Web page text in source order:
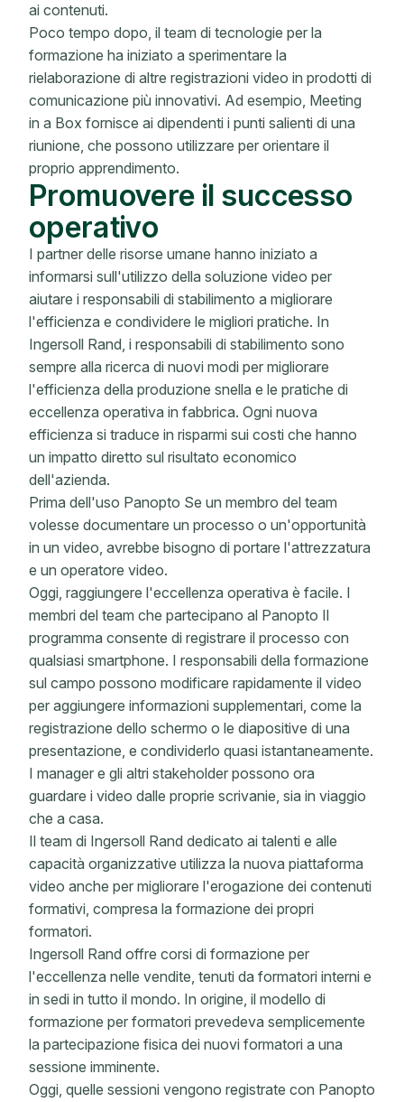
ai contenuti.
Poco tempo dopo, il team di tecnologie per la
formazione ha iniziato a sperimentare la
rielaborazione di altre registrazioni video in prodotti di
comunicazione più innovativi. Ad esempio, Meeting
in a Box fornisce ai dipendenti i punti salienti di una
riunione, che possono utilizzare per orientare il
proprio apprendimento.
Promuovere il successo
operativo
I partner delle risorse umane hanno iniziato a
informarsi sull'utilizzo della soluzione video per
aiutare i responsabili di stabilimento a migliorare
l'efficienza e condividere le migliori pratiche. In
Ingersoll Rand, i responsabili di stabilimento sono
sempre alla ricerca di nuovi modi per migliorare
l'efficienza della produzione snella e le pratiche di
eccellenza operativa in fabbrica. Ogni nuova
efficienza si traduce in risparmi sui costi che hanno
un impatto diretto sul risultato economico
dell'azienda.
Prima dell'uso Panopto Se un membro del team
volesse documentare un processo o un'opportunità
in un video, avrebbe bisogno di portare l'attrezzatura
e un operatore video.
Oggi, raggiungere l'eccellenza operativa è facile. I
membri del team che partecipano al Panopto Il
programma consente di registrare il processo con
qualsiasi smartphone. I responsabili della formazione
sul campo possono modificare rapidamente il video
per aggiungere informazioni supplementari, come la
registrazione dello schermo o le diapositive di una
presentazione, e condividerlo quasi istantaneamente.
I manager e gli altri stakeholder possono ora
guardare i video dalle proprie scrivanie, sia in viaggio
che a casa.
Il team di Ingersoll Rand dedicato ai talenti e alle
capacità organizzative utilizza la nuova piattaforma
video anche per migliorare l'erogazione dei contenuti
formativi, compresa la formazione dei propri
formatori.
Ingersoll Rand offre corsi di formazione per
l'eccellenza nelle vendite, tenuti da formatori interni e
in sedi in tutto il mondo. In origine, il modello di
formazione per formatori prevedeva semplicemente
la partecipazione fisica dei nuovi formatori a una
sessione imminente.
Oggi, quelle sessioni vengono registrate con Panopto